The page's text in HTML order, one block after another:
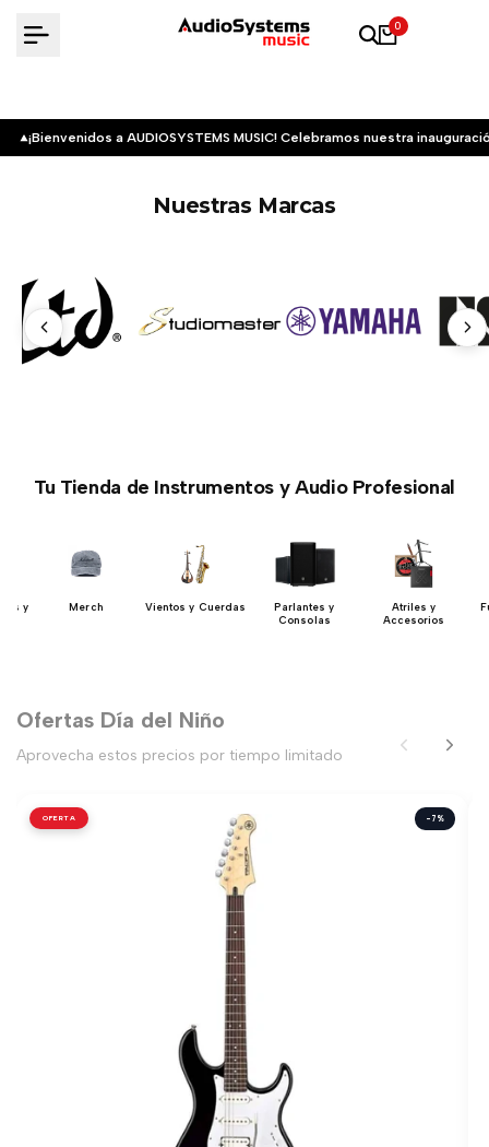
0
¡Bienvenidos a AUDIOSYSTEMS MUSIC! Celebramos nuestra
Nuestras Marcas
Tu Tienda de Instrumentos y Audio Profesional
y
Merch Vientos y Cuerdas
Parlantes y
Consolas
Atriles y
Accesorios
Ofertas Día del Niño
Aprovecha estos precios por tiempo limitado
OFERTA -7%